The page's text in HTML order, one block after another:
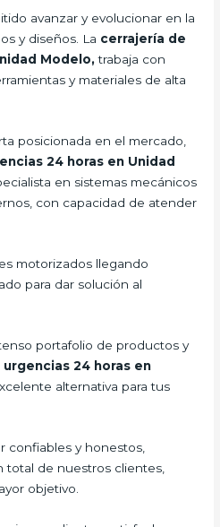
avanzar y evolucionar en la
y diseños. La cerrajería de
Modelo,trabaja con
y materiales de alta
posicionada en el mercado,
24 horas en Unidad
en sistemas mecánicos
con capacidad de atender
motorizados llegando
para dar solución al
portafolio de productos y
24 horas en
alternativa para tus
confiables y honestos,
total de nuestros clientes,
objetivo.